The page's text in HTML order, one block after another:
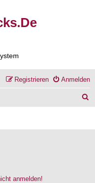
Anmelden
Registrieren
anmelden!